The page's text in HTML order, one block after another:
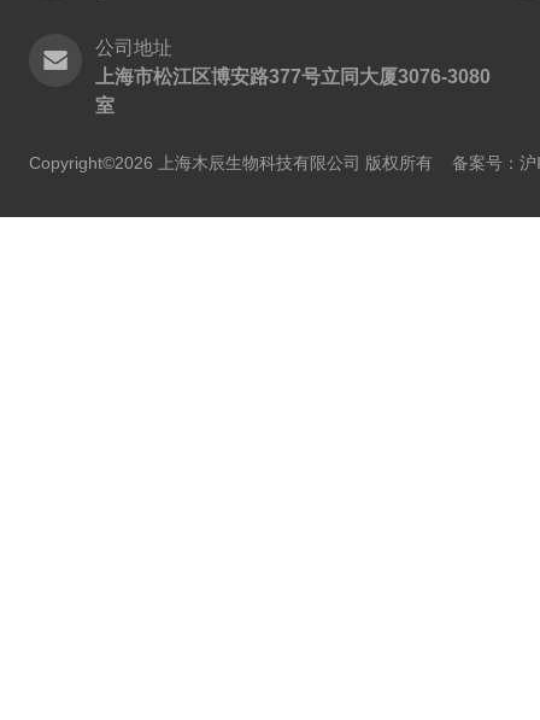
公司地址
上海市松江区博安路377号立同大厦3076-3080
室
Copyright©2026 上海木辰生物科技有限公司 版权所有 备案号：